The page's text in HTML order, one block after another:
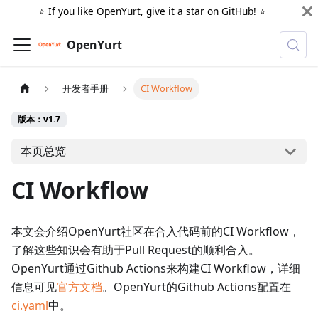
⭐️ If you like OpenYurt, give it a star on GitHub! ⭐️
OpenYurt
开发者手册 CI Workflow
版本：v1.7
本页总览
CI Workflow
本文会介绍OpenYurt社区在合入代码前的CI Workflow，
了解这些知识会有助于Pull Request的顺利合入。
OpenYurt通过Github Actions来构建CI Workflow，详细
信息可见官方文档。OpenYurt的Github Actions配置在
ci.yaml中。